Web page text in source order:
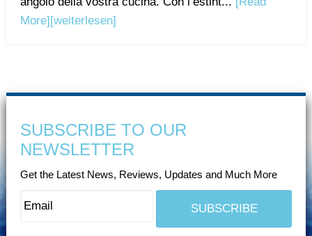
More][weiterlesen]
SUBSCRIBE TO OUR
NEWSLETTER
Get the Latest News, Reviews, Updates and Much More